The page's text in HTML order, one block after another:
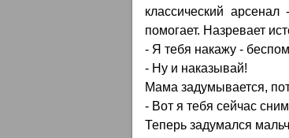
классический
помогает. Назревает
- Я тебя накажу -
- Ну и наказывай!
Мама задумывается,
- Вот я тебя сейчас
Теперь задумался